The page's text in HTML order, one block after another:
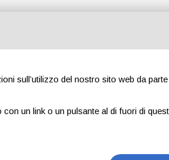
Storia
sull’utilizzo del nostro sito web da
un link o un pulsante al di fuori di